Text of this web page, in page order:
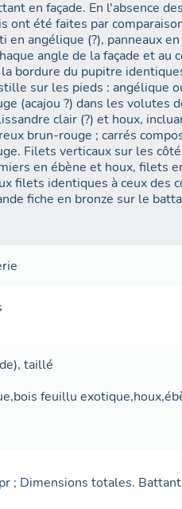
en façade. En l'absence
ont été faites par
en angélique (?), panneaux
angle de la façade et
bordure du pupitre
sur les pieds : angélique
(acajou ?) dans les volutes
clair (?) et houx,
brun-rouge ; carrés
Filets verticaux sur les
en ébène et houx, filets
filets identiques à ceux des
fiche en bronze sur le
taillé
feuillu
; Dimensions totales.